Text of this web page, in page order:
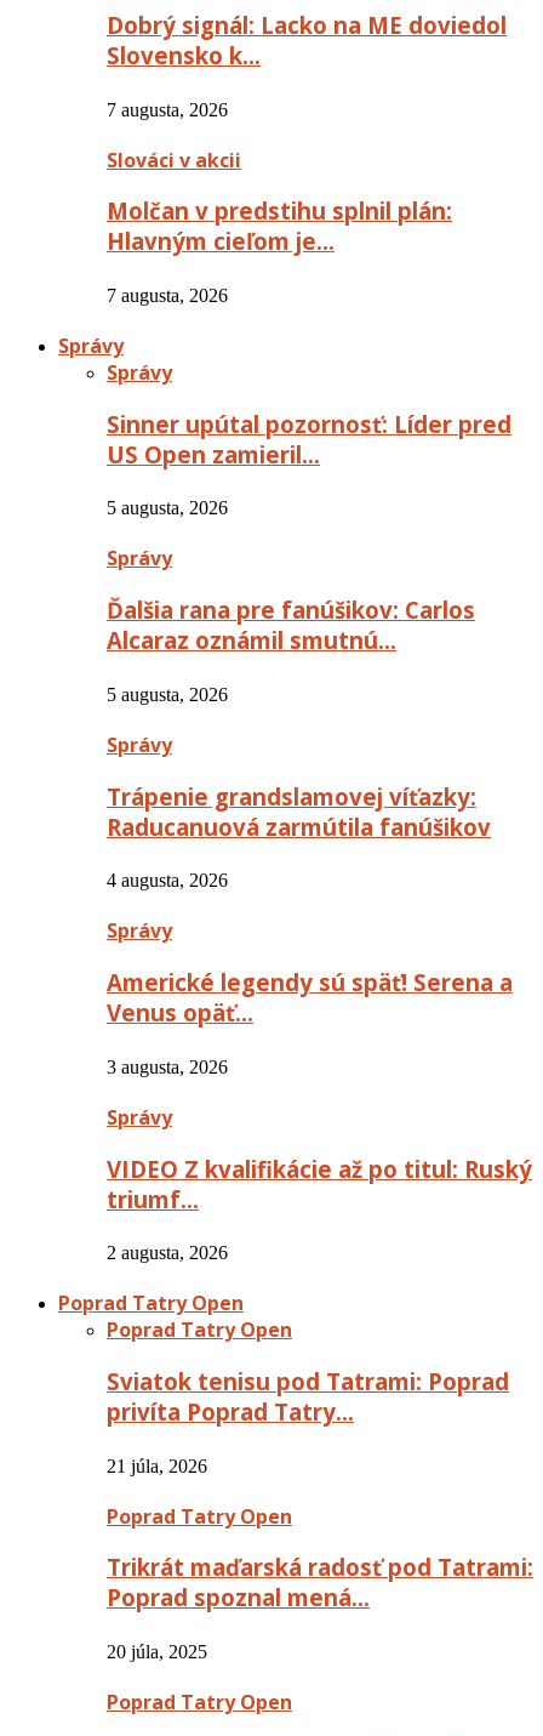
Dobrý signál: Lacko na ME doviedol
Slovensko k…
7 augusta, 2026
Slováci v akcii
Molčan v predstihu splnil plán:
Hlavným cieľom je…
7 augusta, 2026
Správy
Správy
Sinner upútal pozornosť: Líder pred
US Open zamieril…
5 augusta, 2026
Správy
Ďalšia rana pre fanúšikov: Carlos
Alcaraz oznámil smutnú…
5 augusta, 2026
Správy
Trápenie grandslamovej víťazky:
Raducanuová zarmútila fanúšikov
4 augusta, 2026
Správy
Americké legendy sú späť! Serena a
Venus opäť…
3 augusta, 2026
Správy
VIDEO Z kvalifikácie až po titul: Ruský
triumf…
2 augusta, 2026
Poprad Tatry Open
Poprad Tatry Open
Sviatok tenisu pod Tatrami: Poprad
privíta Poprad Tatry…
21 júla, 2026
Poprad Tatry Open
Trikrát maďarská radosť pod Tatrami:
Poprad spoznal mená…
20 júla, 2025
Poprad Tatry Open